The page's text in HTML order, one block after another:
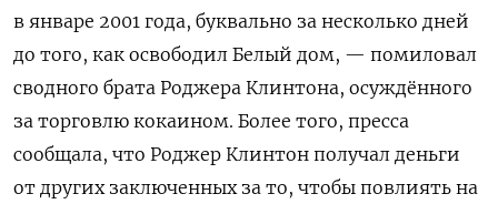
в январе 2001 года, буквально за несколько дней
до того, как освободил Белый дом, — помиловал
сводного брата Роджера Клинтона, осуждённого
за торговлю кокаином. Более того, пресса
сообщала, что Роджер Клинтон получал деньги
от других заключенных за то, чтобы повлиять на